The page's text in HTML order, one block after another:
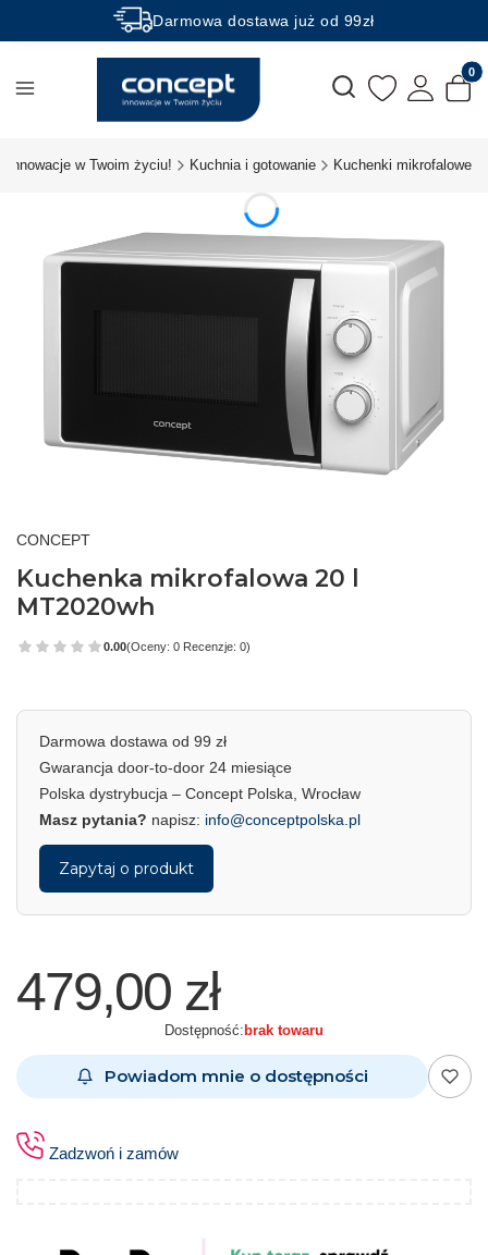
Darmowa dostawa już od 99zł
Rabaty -50% na wybrane produkty
Otwórz wyszukiwarkę
innowacje w Twoim życiu! Kuchnia i gotowanie Kuchenki mikrofalowe
CONCEPT
Kuchenka mikrofalowa 20 l
MT2020wh
0.00(Oceny: 0 Recenzje: 0)
Darmowa dostawa od 99 zł
Gwarancja door-to-door 24 miesiące
Polska dystrybucja – Concept Polska, Wrocław
Masz pytania? napisz: info@conceptpolska.pl
Zapytaj o produkt
479,00 zł
Dostępność: brak towaru
Powiadom mnie o dostępności
Zadzwoń i zamów